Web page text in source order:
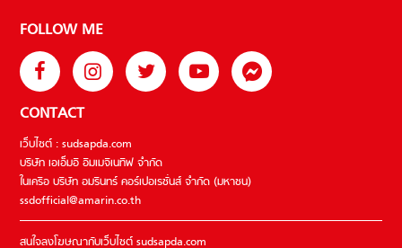
FOLLOW ME
CONTACT
เว็บไซต์ : sudsapda.com
บริษัท เอเอ็มอี อิมเมจิเนทีฟ จำกัด
ในเครือ บริษัท อมรินทร์ คอร์เปอเรชั่นส์ จำกัด (มหาชน)
ssdofficial@amarin.co.th
สนใจลงโฆษณากับเว็บไซต์ sudsapda.com